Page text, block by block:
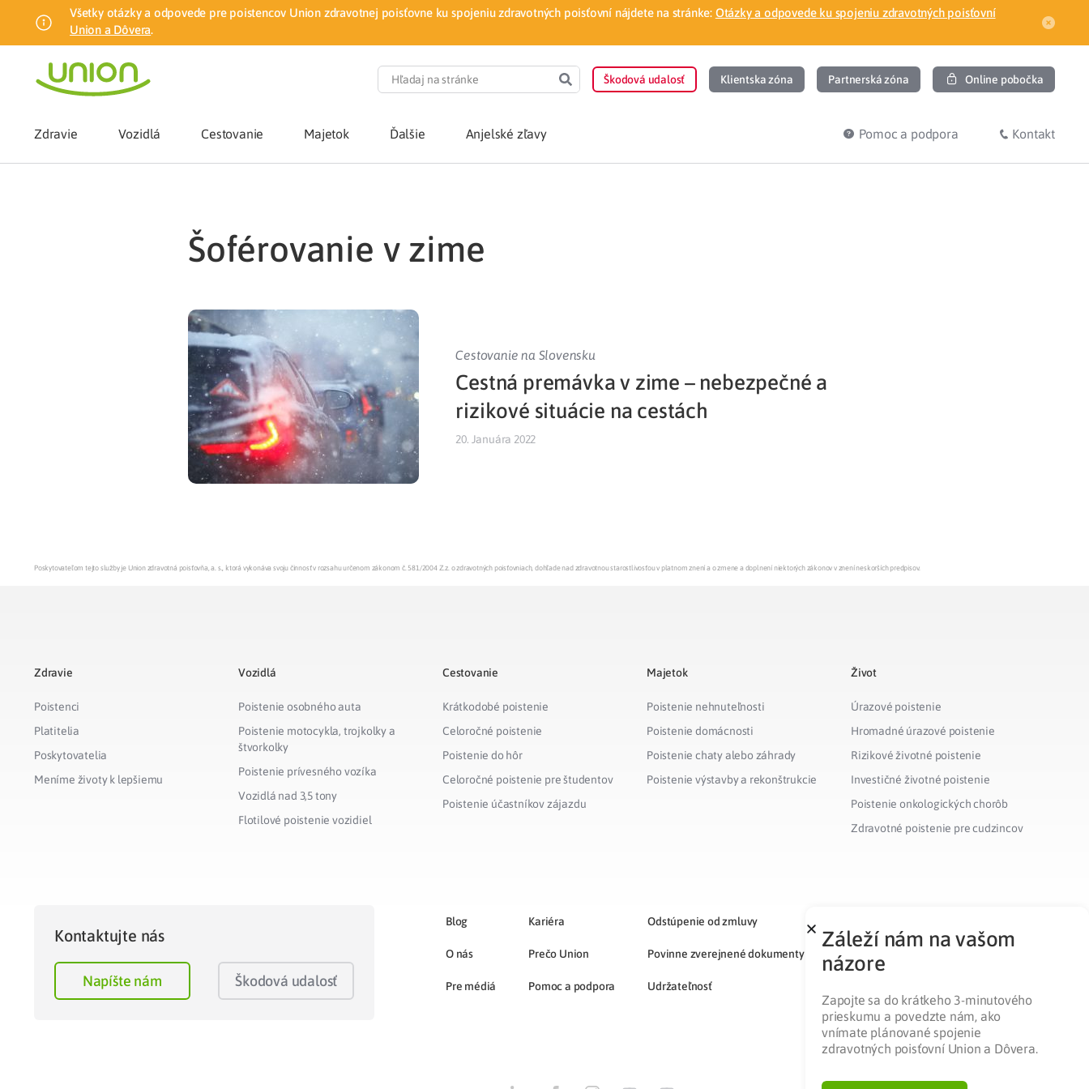
Všetky otázky a odpovede pre poistencov Union zdravotnej poisťovne ku spojeniu zdravotných poisťovní nájdete na stránke: Otázky a odpovede ku spojeniu zdravotných poisťovní
Union a Dôvera.
Škodová udalosť Klientska zóna Partnerská zóna Online pobočka
Zdravie
Zmena zdravotnej poisťovne
Poistenie novorodenca v pohodlí domova
Zdravotné poistenie pre cudzincov
Prečo Union
Liečba v zahraničí
Vozidlá Cestovanie Majetok Ďalšie Anjelské zľavy Pomoc a podpora Kontakt
šoférovanie v zime
Cestovanie na Slovensku
Cestná premávka v zime – nebezpečné a
rizikové situácie na cestách
20. Januára 2022
Poskytovateľom tejto služby je Union zdravotná poisťovňa, a. s., ktorá vykonáva svoju činnosť v rozsahu určenom zákonom č. 581/2004 Z.z. o zdravotných poisťovniach, dohľade nad zdravotnou starostlivosťou v platnom znení a o zmene a doplnení niektorých zákonov v znení neskorších predpisov.
Zdravie
Poistenci
Platitelia
Poskytovatelia
Meníme životy k lepšiemu
Vozidlá
Poistenie osobného auta
Poistenie motocykla, trojkolky a
štvorkolky
Poistenie prívesného vozíka
Vozidlá nad 3,5 tony
Flotilové poistenie vozidiel
Cestovanie
Krátkodobé poistenie
Celoročné poistenie
Poistenie do hôr
Celoročné poistenie pre študentov
Poistenie účastníkov zájazdu
Majetok
Poistenie nehnuteľnosti
Poistenie domácnosti
Poistenie chaty alebo záhrady
Poistenie výstavby a rekonštrukcie
Život
Úrazové poistenie
Hromadné úrazové poistenie
Rizikové životné poistenie
Investičné životné poistenie
Poistenie onkologických chorôb
Zdravotné poistenie pre cudzincov
Kontaktujte nás
Napíšte nám Škodová udalosť
Blog
O nás
Pre médiá
Kariéra
Prečo Union
Pomoc a podpora
Odstúpenie od zmluvy
Povinne zverejnené dokumenty
Udržateľnosť
Záleží nám na vašom
názore
Zapojte sa do krátkeho 3-minutového
prieskumu a povedzte nám, ako
vnímate plánované spojenie
zdravotných poisťovní Union a Dôvera.